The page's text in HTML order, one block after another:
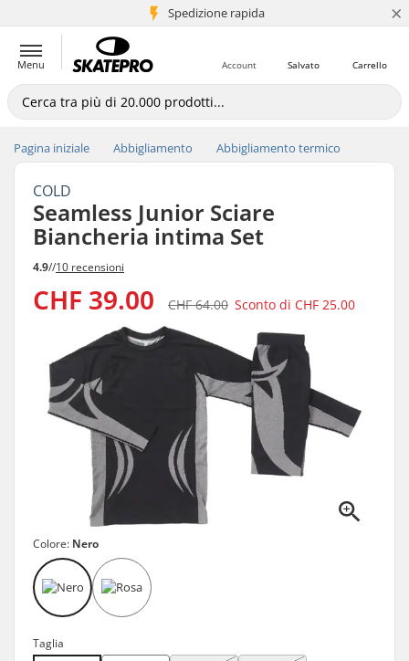
Spedizione rapida
+5 mln di clienti ×
Menu Carrello
Salvato
Account
Pagina iniziale Abbigliamento Abbigliamento termico
COLD
Seamless Junior Sciare
Biancheria intima Set
4.9//10 recensioni
CHF 39.00 CHF 64.00 Sconto di CHF 25.00
Colore: Nero
Taglia